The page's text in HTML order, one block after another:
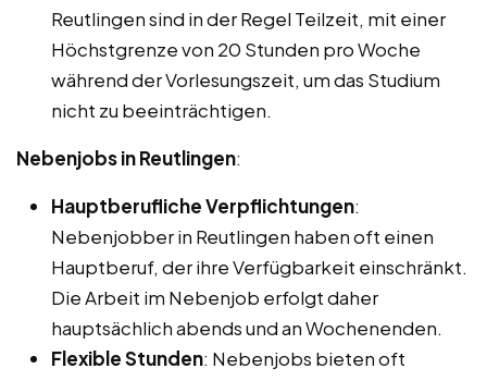
Reutlingen sind in der Regel Teilzeit, mit einer
Höchstgrenze von 20 Stunden pro Woche
während der Vorlesungszeit, um das Studium
nicht zu beeinträchtigen.
Nebenjobs in Reutlingen:
Hauptberufliche Verpflichtungen:
Nebenjobber in Reutlingen haben oft einen
Hauptberuf, der ihre Verfügbarkeit einschränkt.
Die Arbeit im Nebenjob erfolgt daher
hauptsächlich abends und an Wochenenden.
Flexible Stunden: Nebenjobs bieten oft